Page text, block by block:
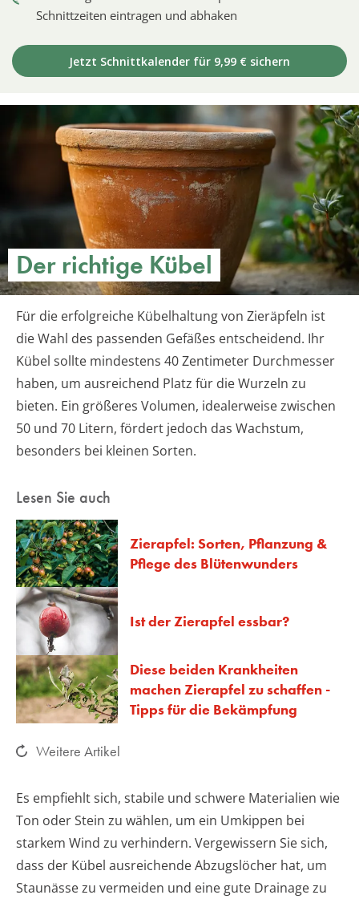
Schnittzeiten eintragen und abhaken
Jetzt Schnittkalender für 9,99 € sichern
Der richtige Kübel
Für die erfolgreiche Kübelhaltung von Zieräpfeln ist
die Wahl des passenden Gefäßes entscheidend. Ihr
Kübel sollte mindestens 40 Zentimeter Durchmesser
haben, um ausreichend Platz für die Wurzeln zu
bieten. Ein größeres Volumen, idealerweise zwischen
50 und 70 Litern, fördert jedoch das Wachstum,
besonders bei kleinen Sorten.
Lesen Sie auch
Zierapfel: Sorten, Pflanzung &
Pflege des Blütenwunders
Ist der Zierapfel essbar?
Diese beiden Krankheiten
machen Zierapfel zu schaffen -
Tipps für die Bekämpfung
Weitere Artikel
Es empfiehlt sich, stabile und schwere Materialien wie
Ton oder Stein zu wählen, um ein Umkippen bei
starkem Wind zu verhindern. Vergewissern Sie sich,
dass der Kübel ausreichende Abzugslöcher hat, um
Staunässe zu vermeiden und eine gute Drainage zu